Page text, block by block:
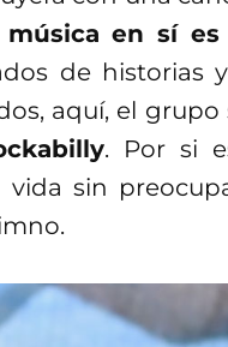
en sí
de historias
aquí, el grupo
. Por si
sin